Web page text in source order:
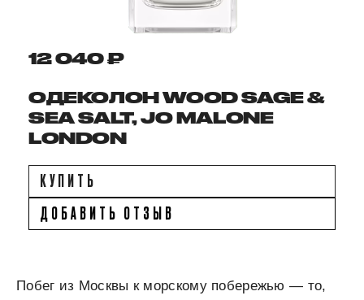
12 040 ₽
ОДЕКОЛОН WOOD SAGE &
SEA SALT, JO MALONE
LONDON
КУПИТЬ
ДОБАВИТЬ ОТЗЫВ
Побег из Москвы к морскому побережью — то,